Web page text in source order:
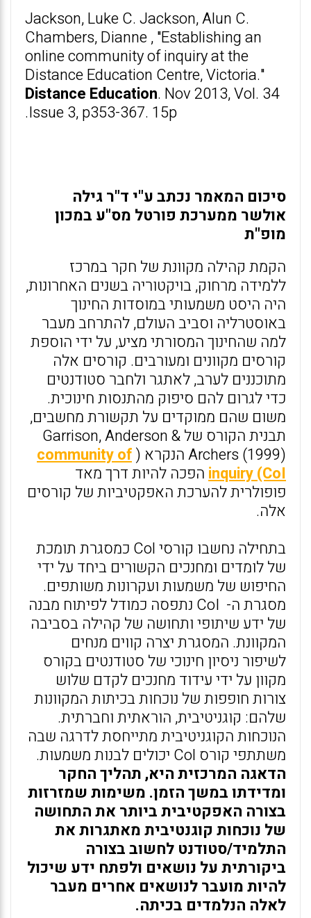
Jackson, Luke C. Jackson, Alun C.
Chambers, Dianne , "Establishing an
online community of inquiry at the
Distance Education Centre, Victoria."
Distance Education. Nov 2013, Vol. 34
Issue 3, p353-367. 15p.
סיכום המאמר נכתב ע"י ד"ר גילה
אולשר ממערכת פורטל מס"ע במכון
מופ"ת
הקמת קהילה מקוונת של חקר במרכז
ללמידה מרחוק, בויקטוריה בשנים האחרונות,
היה היסט משמעותי במוסדות החינוך
באוסטרליה וסביב העולם, להתרחב מעבר
למה שהחינוך המסורתי מציע, על ידי הוספת
קורסים מקוונים ומעורבים. קורסים אלה
מתוכננים לערב, לאתגר ולחבר סטודנטים
כדי לגרום להם סיפוק מהתנסות חינוכית.
משום שהם ממוקדים על תקשורת מחשבים,
תבנית הקורס של Garrison, Anderson &
Archers (1999) הנקרא (
community of
inquiry (CoI הפכה להיות דרך מאד
פופולרית להערכת האפקטיביות של קורסים
אלה.
בתחילה נחשבו קורסי Col כמסגרת תומכת
של לומדים ומחנכים הקשורים ביחד על ידי
החיפוש של משמעות ועקרונות משותפים.
מסגרת ה- CoI נתפסה כמודל לפיתוח מבנה
של ידע שיתופי ותחושה של קהילה בסביבה
המקוונת. המסגרת יצרה קווים מנחים
לשיפור ניסיון חינוכי של סטודנטים בקורס
מקוון על ידי עידוד מחנכים לקדם שלוש
צורות חופפות של נוכחות בכיתות המקוונות
שלהם: קוגניטיבית, הוראתית וחברתית.
הנוכחות הקוגניטיבית מתייחסת לדרגה שבה
משתתפי קורס Col יכולים לבנות משמעות.
הדאגה המרכזית היא, תהליך החקר
ומדידתו במשך הזמן. משימות שמזרזות
בצורה האפקטיבית ביותר את התחושה
של נוכחות קוגנטיבית מאתגרות את
התלמיד/סטודנט לחשוב בצורה
ביקורתית על נושאים ולפתח ידע שיכול
להיות מועבר לנושאים אחרים מעבר
לאלה הנלמדים בכיתה.